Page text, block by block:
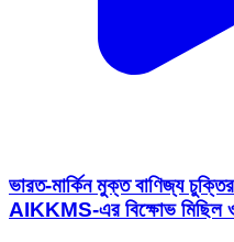
ভারত-মার্কিন মুক্ত বাণিজ্য
AIKKMS-এর বিক্ষোভ মিছিল